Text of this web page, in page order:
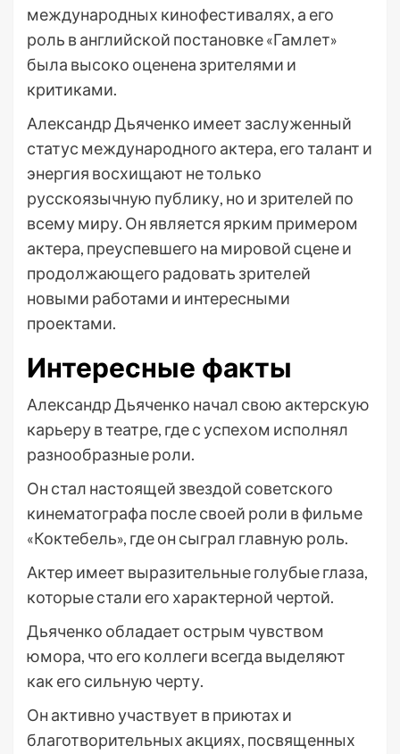
международных кинофестивалях, а его
роль в английской постановке «Гамлет»
была высоко оценена зрителями и
критиками.
Александр Дьяченко имеет заслуженный
статус международного актера, его талант и
энергия восхищают не только
русскоязычную публику, но и зрителей по
всему миру. Он является ярким примером
актера, преуспевшего на мировой сцене и
продолжающего радовать зрителей
новыми работами и интересными
проектами.
Интересные факты
Александр Дьяченко начал свою актерскую
карьеру в театре, где с успехом исполнял
разнообразные роли.
Он стал настоящей звездой советского
кинематографа после своей роли в фильме
«Коктебель», где он сыграл главную роль.
Актер имеет выразительные голубые глаза,
которые стали его характерной чертой.
Дьяченко обладает острым чувством
юмора, что его коллеги всегда выделяют
как его сильную черту.
Он активно участвует в приютах и
благотворительных акциях, посвященных